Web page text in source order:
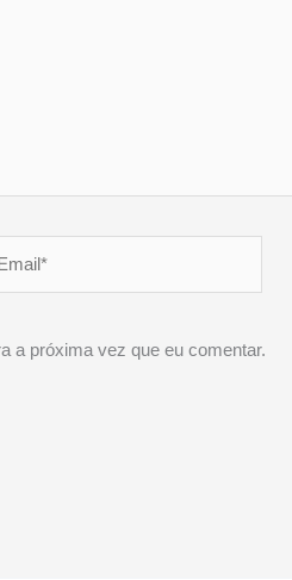
a próxima vez que eu comentar.